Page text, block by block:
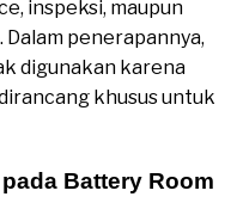
inspeksi, maupun
penerapannya,
digunakan karena
khusus untuk
Battery Room